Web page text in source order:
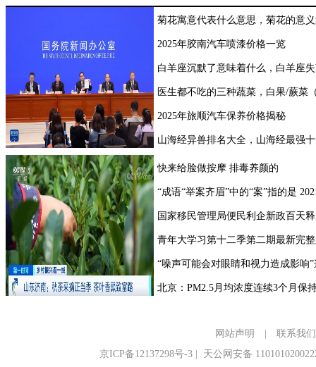
网站声明
联系我们
京ICP备12137298号-3
天公网安备